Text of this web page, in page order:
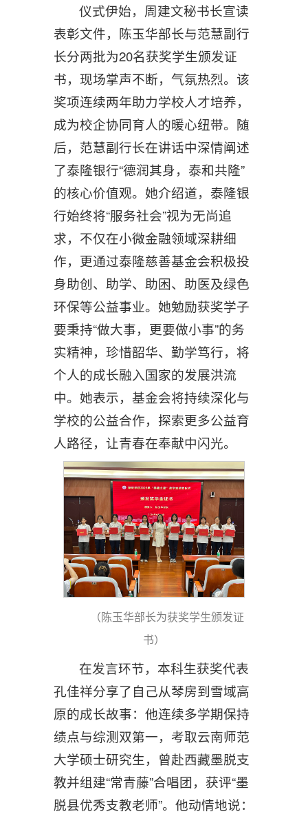
仪式伊始，周建文秘书长宣读
表彰文件，陈玉华部长与范慧副行
长分两批为20名获奖学生颁发证
书，现场掌声不断，气氛热烈。该
奖项连续两年助力学校人才培养，
成为校企协同育人的暖心纽带。随
后，范慧副行长在讲话中深情阐述
了泰隆银行“德润其身，泰和共隆”
的核心价值观。她介绍道，泰隆银
行始终将“服务社会”视为无尚追
求，不仅在小微金融领域深耕细
作，更通过泰隆慈善基金会积极投
身助创、助学、助困、助医及绿色
环保等公益事业。她勉励获奖学子
要秉持“做大事，更要做小事”的务
实精神，珍惜韶华、勤学笃行，将
个人的成长融入国家的发展洪流
中。她表示，基金会将持续深化与
学校的公益合作，探索更多公益育
人路径，让青春在奉献中闪光。
（陈玉华部长为获奖学生颁发证
书）
在发言环节，本科生获奖代表
孔佳祥分享了自己从琴房到雪域高
原的成长故事：他连续多学期保持
绩点与综测双第一，考取云南师范
大学硕士研究生，曾赴西藏墨脱支
教并组建“常青藤”合唱团，获评“墨
脱县优秀支教老师”。他动情地说：